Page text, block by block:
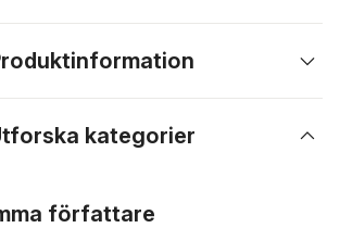
kategorier
författare